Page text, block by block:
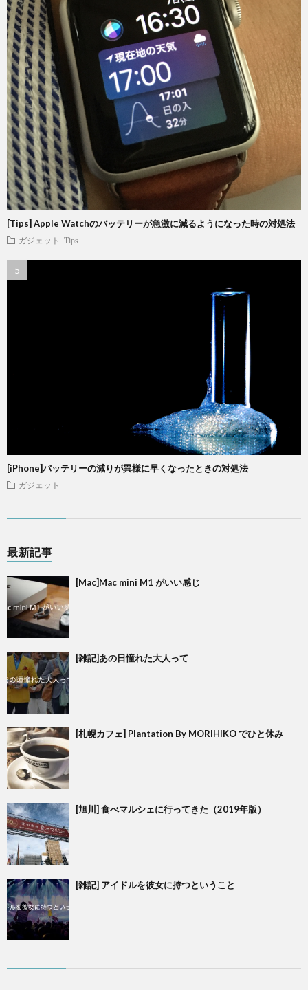
[Tips] Apple Watchのバッテリーが急激に減るようになった時の対処法
ガジェット Tips
[iPhone]バッテリーの減りが異様に早くなったときの対処法
ガジェット
最新記事
[Mac]Mac mini M1 がいい感じ
[雑記]あの日憧れた大人って
[札幌カフェ] Plantation By MORIHIKO でひと休み
[旭川] 食べマルシェに行ってきた（2019年版）
[雑記] アイドルを彼女に持つということ